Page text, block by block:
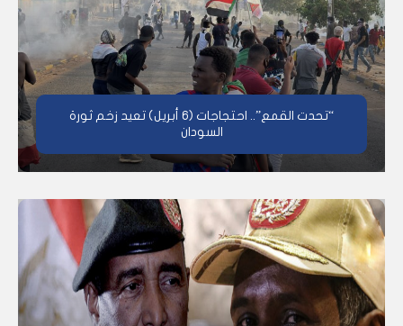
“تحدت القمع”.. احتجاجات (6 أبريل) تعيد زخم ثورة
السودان